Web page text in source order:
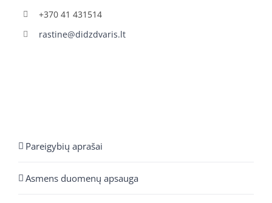
+370 41 431514
rastine@didzdvaris.lt
Pareigybių aprašai
Asmens duomenų apsauga